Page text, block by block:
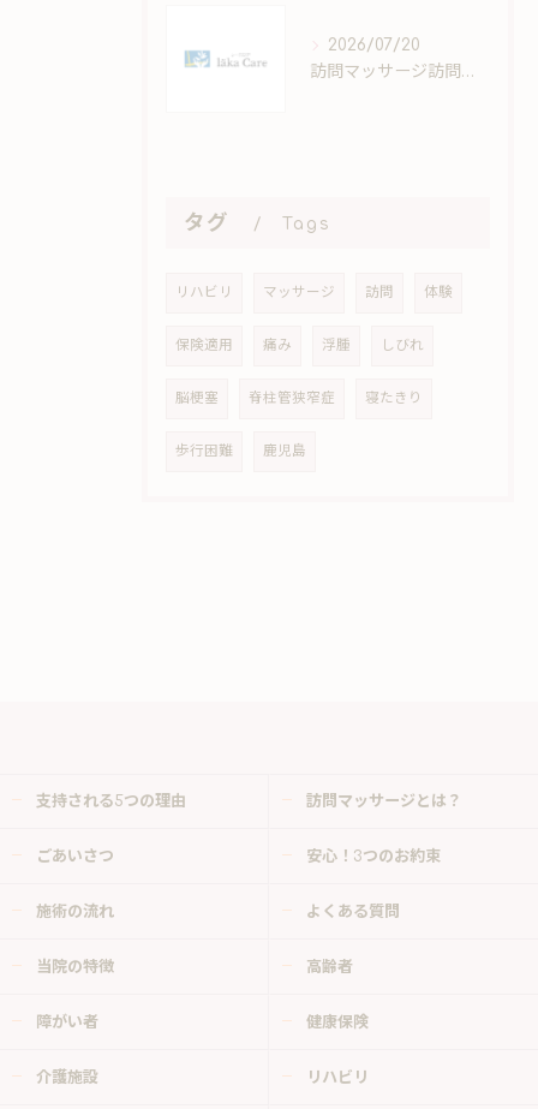
2026/07/20
訪問マッサージ訪問の安心活用法と医療保険適用ポイント徹底ガイド
タグ Tags
リハビリ マッサージ 訪問 体験
保険適用 痛み 浮腫 しびれ
脳梗塞 脊柱管狭窄症 寝たきり
歩行困難 鹿児島
支持される5つの理由 訪問マッサージとは？
ごあいさつ 安心！3つのお約束
施術の流れ よくある質問
当院の特徴 高齢者
障がい者 健康保険
介護施設 リハビリ